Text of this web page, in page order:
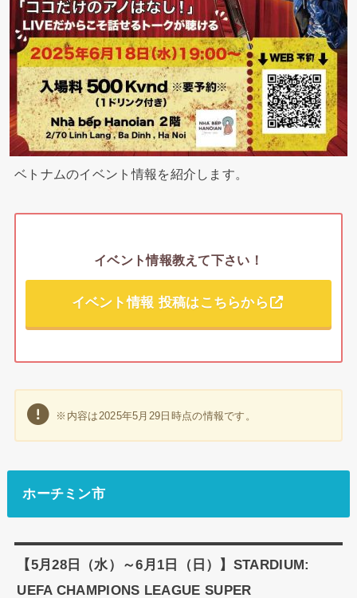
ベトナムのイベント情報を紹介します。
イベント情報教えて下さい！
イベント情報 投稿はこちらから
※内容は2025年5月29日時点の情報です。
ホーチミン市
【5月28日（水）～6月1日（日）】STARDIUM:
UEFA CHAMPIONS LEAGUE SUPER